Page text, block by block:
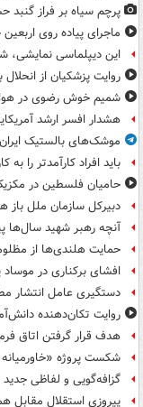
پرچم سیاه بر فراز
ماجرای پیاده روی
این دیپلماسی
روایت پزشکیان از انحلال
شمیم خوش رضوی در
هشدار افسر ارشد
موشک‌های بالستیک
باید افراد کارآمدتر را به
حامیان فلسطین در
دبیرکل سازمان ملل
آنچه رهبر شهید سال‌ها
حمایت هلندی‌ها از
افشای برکناری در
دستگیری عامل انتشار
روایت تکان‌دهنده
هدف قرار گرفتن اتاق‌
شکست پروژه «خاورمیانه
گزافه‌گویی و لفاظی جدید
پیروزی استقلال مقابل